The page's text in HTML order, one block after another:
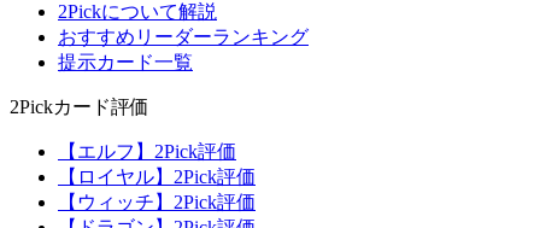
2Pickについて解説
おすすめリーダーランキング
提示カード一覧
2Pickカード評価
【エルフ】2Pick評価
【ロイヤル】2Pick評価
【ウィッチ】2Pick評価